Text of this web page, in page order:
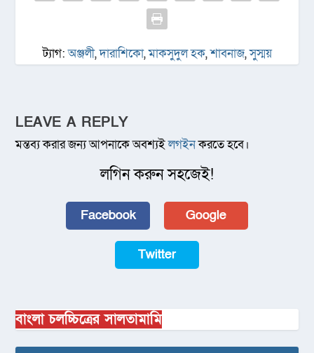
ট্যাগ:অঞ্জলী,দারাশিকো,মাকসুদুল হক,শাবনাজ,সুস্ময়
LEAVE A REPLY
মন্তব্য করার জন্য আপনাকে অবশ্যইলগইনকরতে হবে।
লগিন করুন সহজেই!
Facebook Google
Twitter
বাংলা চলচ্চিত্রের সালতামামি